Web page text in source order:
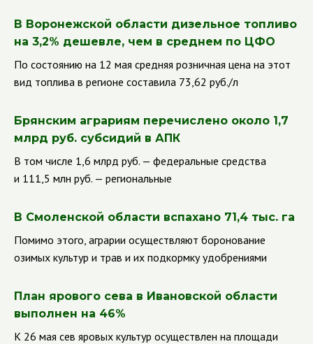
В Воронежской области дизельное топливо
на 3,2% дешевле, чем в среднем по ЦФО
По состоянию на 12 мая средняя розничная цена на этот
вид топлива в регионе составила 73,62 руб./л
Брянским аграриям перечислено около 1,7
млрд руб. субсидий в АПК
В том числе 1,6 млрд руб. — федеральные средства
и 111,5 млн руб. — региональные
В Смоленской области вспахано 71,4 тыс. га
Помимо этого, аграрии осуществляют боронование
озимых культур и трав и их подкормку удобрениями
План ярового сева в Ивановской области
выполнен на 46%
К 26 мая сев яровых культур осуществлен на площади